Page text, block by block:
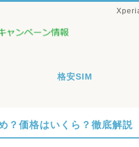
格安SIM
？価格はいくら？徹底解説